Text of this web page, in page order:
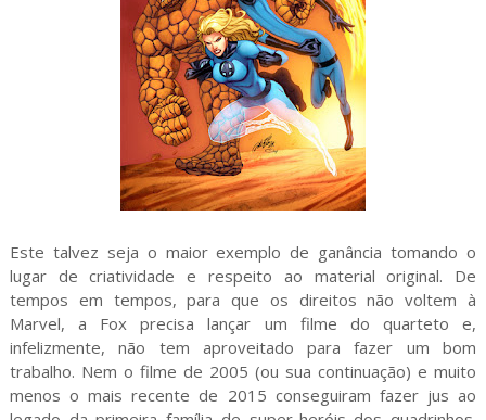
Este talvez seja o maior exemplo de ganância tomando o
lugar de criatividade e respeito ao material original. De
tempos em tempos, para que os direitos não voltem à
Marvel, a Fox precisa lançar um filme do quarteto e,
infelizmente, não tem aproveitado para fazer um bom
trabalho. Nem o filme de 2005 (ou sua continuação) e muito
menos o mais recente de 2015 conseguiram fazer jus ao